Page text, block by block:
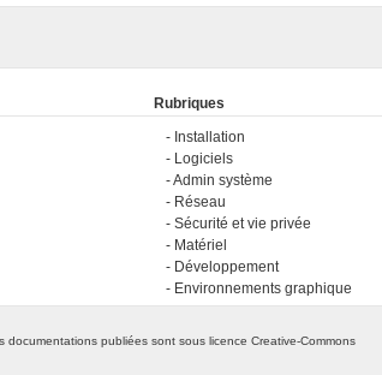
Rubriques
Installation
Logiciels
Admin système
Réseau
Sécurité et vie privée
Matériel
Développement
Environnements graphique
documentations publiées sont sous licenceCreative-Commons